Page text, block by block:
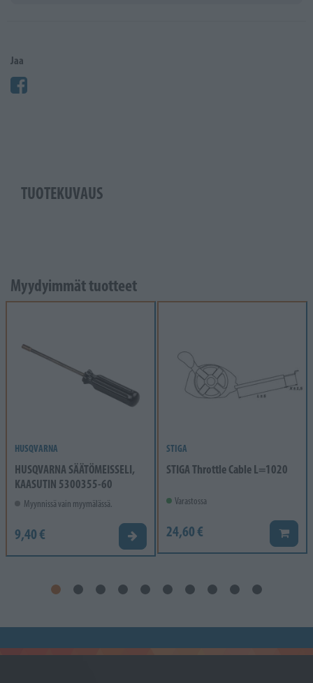
Jaa
TUOTEKUVAUS
Myydyimmät tuotteet
HUSQVARNA
HUSQVARNA SÄÄTÖMEISSELI,
KAASUTIN 5300355-60
Myynnissä vain myymälässä.
9,40 € Valitse vaihtoehto
STIGA
STIGA Throttle Cable L=1020
Varastossa
24,60 € Lisää